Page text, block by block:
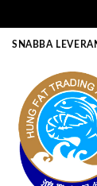
SNABBA